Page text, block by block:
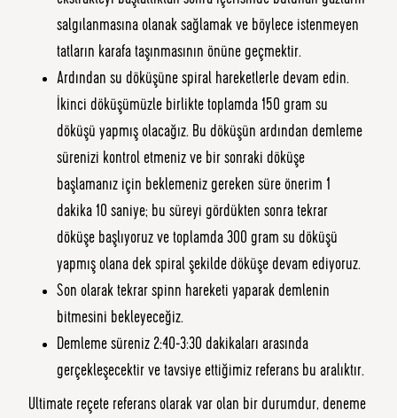
salgılanmasına olanak sağlamak ve böylece istenmeyen
tatların karafa taşınmasının önüne geçmektir.
Ardından su döküşüne spiral hareketlerle devam edin.
İkinci döküşümüzle birlikte toplamda 150 gram su
döküşü yapmış olacağız. Bu döküşün ardından demleme
sürenizi kontrol etmeniz ve bir sonraki döküşe
başlamanız için beklemeniz gereken süre önerim 1
dakika 10 saniye; bu süreyi gördükten sonra tekrar
döküşe başlıyoruz ve toplamda 300 gram su döküşü
yapmış olana dek spiral şekilde döküşe devam ediyoruz.
Son olarak tekrar spinn hareketi yaparak demlenin
bitmesini bekleyeceğiz.
Demleme süreniz 2:40-3:30 dakikaları arasında
gerçekleşecektir ve tavsiye ettiğimiz referans bu aralıktır.
Ultimate reçete referans olarak var olan bir durumdur, deneme